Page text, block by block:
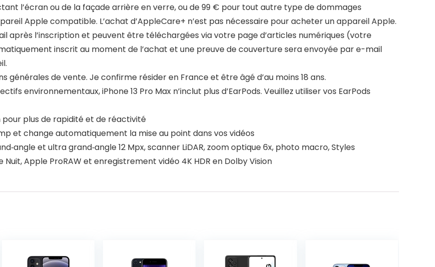
l’écran ou de la façade arrière en verre, ou de 99 € pour tout autre type de dommages
Apple compatible. L’achat d’AppleCare+ n’est pas nécessaire pour acheter un appareil Apple.
après l’inscription et peuvent être téléchargées via votre page d’articles numériques (votre
inscrit au moment de l’achat et une preuve de couverture sera envoyée par e-mail
de vente. Je confirme résider en France et être âgé d’au moins 18 ans.
environnementaux, iPhone 13 Pro Max n’inclut plus d’EarPods. Veuillez utiliser vos EarPods
pour plus de rapidité et de réactivité
et change automatiquement la mise au point dans vos vidéos
et ultra grand‑angle 12 Mpx, scanner LiDAR, zoom optique 6x, photo macro, Styles
Apple ProRAW et enregistrement vidéo 4K HDR en Dolby Vision